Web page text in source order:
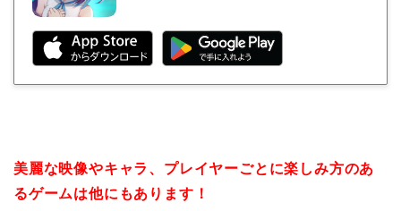
美麗な映像やキャラ、プレイヤーごとに楽しみ方のあ
るゲームは他にもあります！